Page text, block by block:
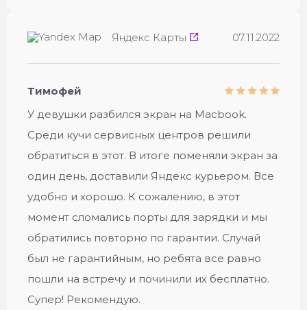
Яндекс Карты 07.11.2022
Тимофей
У девушки разбился экран на Macbook.
Среди кучи сервисных центров решили
обратиться в этот. В итоге поменяли экран за
один день, доставили Яндекс курьером. Все
удобно и хорошо. К сожалению, в этот
момент сломались порты для зарядки и мы
обратились повторно по гарантии. Случай
был не гарантийным, но ребята все равно
пошли на встречу и починили их бесплатно.
Супер! Рекомендую.